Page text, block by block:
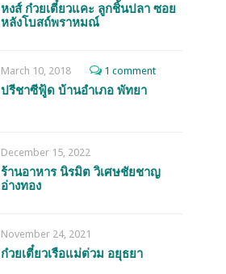
หงส์ ก๋วยเตี๋ยวแคะ ลูกชิ้นปลา ซอย
หลังโบสถ์พราหมณ์
March 10, 2018 1 comment
ปรีชาซีฟู้ด บ้านอำเภอ พัทยา
December 15, 2022
ร้านอาหาร นิรมิต วิเศษชัยชาญ
อ่างทอง
November 24, 2021
ก๋วยเตี๋ยวเรือแม่ต่วม อยุธยา